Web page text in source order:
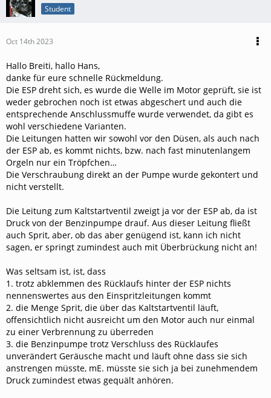
Student
Oct 14th 2023
Hallo Breiti, hallo Hans,
danke für eure schnelle Rückmeldung.
Die ESP dreht sich, es wurde die Welle im Motor geprüft, sie ist
weder gebrochen noch ist etwas abgeschert und auch die
entsprechende Anschlussmuffe wurde verwendet, da gibt es
wohl verschiedene Varianten.
Die Leitungen hatten wir sowohl vor den Düsen, als auch nach
der ESP ab, es kommt nichts, bzw. nach fast minutenlangem
Orgeln nur ein Tröpfchen…
Die Verschraubung direkt an der Pumpe wurde gekontert und
nicht verstellt.
Die Leitung zum Kaltstartventil zweigt ja vor der ESP ab, da ist
Druck von der Benzinpumpe drauf. Aus dieser Leitung fließt
auch Sprit, aber, ob das aber genügend ist, kann ich nicht
sagen, er springt zumindest auch mit Überbrückung nicht an!
Was seltsam ist, ist, dass
1. trotz abklemmen des Rücklaufs hinter der ESP nichts
nennenswertes aus den Einspritzleitungen kommt
2. die Menge Sprit, die über das Kaltstartventil läuft,
offensichtlich nicht ausreicht um den Motor auch nur einmal
zu einer Verbrennung zu überreden
3. die Benzinpumpe trotz Verschluss des Rücklaufes
unverändert Geräusche macht und läuft ohne dass sie sich
anstrengen müsste, mE. müsste sie sich ja bei zunehmendem
Druck zumindest etwas gequält anhören.